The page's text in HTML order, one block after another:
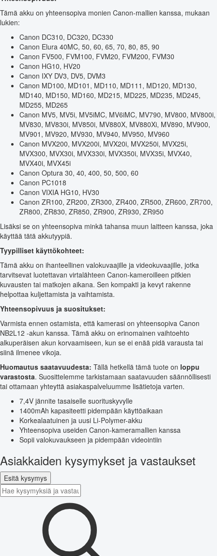
Tämä akku on yhteensopiva monien Canon-mallien kanssa, mukaan
lukien:
Canon DC310, DC320, DC330
Canon Elura 40MC, 50, 60, 65, 70, 80, 85, 90
Canon FV500, FVM100, FVM20, FVM200, FVM30
Canon HG10, HV20
Canon IXY DV3, DV5, DVM3
Canon MD100, MD101, MD110, MD111, MD120, MD130,
MD140, MD150, MD160, MD215, MD225, MD235, MD245,
MD255, MD265
Canon MV5, MV5i, MV5iMC, MV6iMC, MV790, MV800, MV800i,
MV830, MV830i, MV850i, MV880X, MV880Xi, MV890, MV900,
MV901, MV920, MV930, MV940, MV950, MV960
Canon MVX200, MVX200i, MVX20i, MVX250i, MVX25i,
MVX300, MVX30i, MVX330i, MVX350i, MVX35i, MVX40,
MVX40i, MVX45i
Canon Optura 30, 40, 400, 50, 500, 60
Canon PC1018
Canon VIXIA HG10, HV30
Canon ZR100, ZR200, ZR300, ZR400, ZR500, ZR600, ZR700,
ZR800, ZR830, ZR850, ZR900, ZR930, ZR950
Lisäksi se on yhteensopiva minkä tahansa muun laitteen kanssa, joka
käyttää tätä akkutyypiä.
Tyypilliset käyttökohteet:
Tämä akku on ihanteellinen valokuvaajille ja videokuvaajille, jotka
tarvitsevat luotettavan virtalähteen Canon-kameroilleen pitkien
kuvausten tai matkojen aikana. Sen kompakti ja kevyt rakenne
helpottaa kuljettamista ja vaihtamista.
Yhteensopivuus ja suositukset:
Varmista ennen ostamista, että kamerasi on yhteensopiva Canon
NB2L12 -akun kanssa. Tämä akku on erinomainen vaihtoehto
alkuperäisen akun korvaamiseen, kun se ei enää pidä varausta tai
siinä ilmenee vikoja.
Huomautus saatavuudesta: Tällä hetkellä tämä tuote on loppu
varastosta. Suosittelemme tarkistamaan saatavuuden säännöllisesti
tai ottamaan yhteyttä asiakaspalveluumme lisätietoja varten.
7,4V jännite tasaiselle suorituskyvylle
1400mAh kapasiteetti pidempään käyttöaikaan
Korkealaatuinen ja uusi Li-Polymer-akku
Yhteensopiva useiden Canon-kameramallien kanssa
Sopii valokuvaukseen ja pidempään videointiin
Asiakkaiden kysymykset ja vastaukset
Esitä kysymys